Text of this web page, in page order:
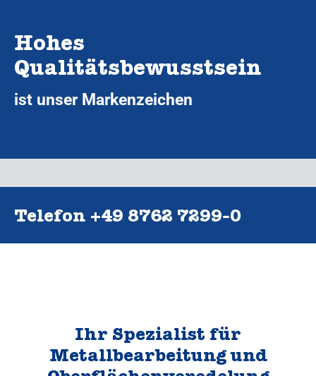
Hohes
Qualitätsbewusstsein
ist unser Markenzeichen
Telefon +49 8762 7299‑0
Ihr Spezialist für
Metallbearbeitung und